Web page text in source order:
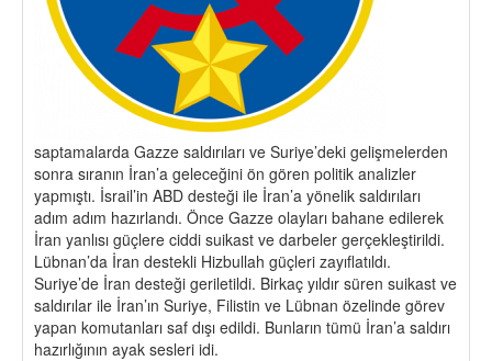
saptamalarda Gazze saldırıları ve Suriye’deki gelişmelerden
sonra sıranın İran’a geleceğini ön gören politik analizler
yapmıştı. İsrail’in ABD desteği ile İran’a yönelik saldırıları
adım adım hazırlandı. Önce Gazze olayları bahane edilerek
İran yanlısı güçlere ciddi suikast ve darbeler gerçekleştirildi.
Lübnan’da İran destekli Hizbullah güçleri zayıflatıldı.
Suriye’de İran desteği geriletildi. Birkaç yıldır süren suikast ve
saldırılar ile İran’ın Suriye, Filistin ve Lübnan özelinde görev
yapan komutanları saf dışı edildi. Bunların tümü İran’a saldırı
hazırlığının ayak sesleri idi.